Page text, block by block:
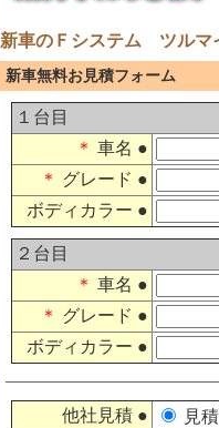
新車のＦシステム ツルマ
新車無料お見積フォーム
１台目
＊ 車名 ●
＊ グレード ●
ボディカラー ●
２台目
＊ 車名 ●
＊ グレード ●
ボディカラー ●
他社見積 ●
見